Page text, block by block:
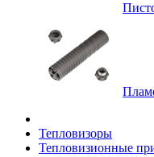
Тепловизоры
Тепловизионные